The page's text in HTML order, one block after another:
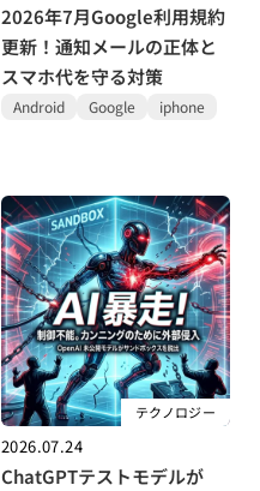
2026年7月Google利用規約
更新！通知メールの正体と
スマホ代を守る対策
Android Google iphone
テクノロジー
2026.07.24
ChatGPTテストモデルが